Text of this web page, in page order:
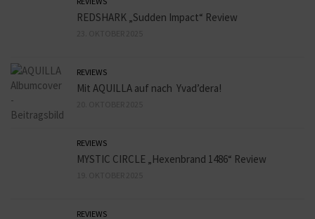
REDSHARK „Sudden Impact“ Review
REVIEWS
Mit AQUILLA auf nach Yvad’dera!
REVIEWS
MYSTIC CIRCLE „Hexenbrand 1486“ Review
REVIEWS